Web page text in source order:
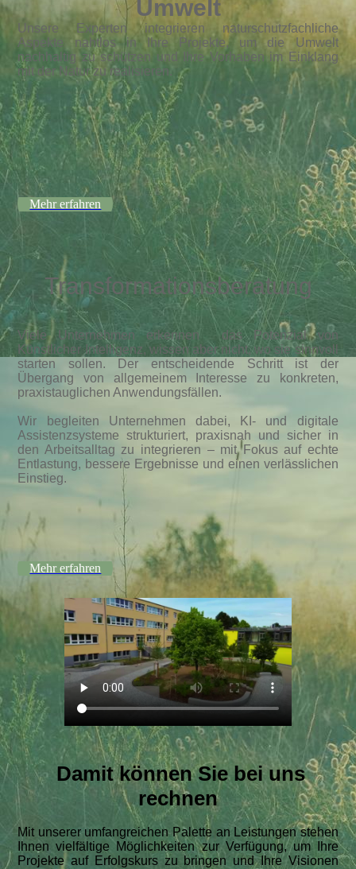
Umwelt
Unsere Experten integrieren naturschutzfachliche
Aspekte nahtlos in Ihre Projekte, um die Umwelt
nachhaltig zu schützen und Ihre Vorhaben im Einklang
mit der Natur zu realisieren.
Mehr erfahren
Transformationsberatung
Viele Unternehmen erkennen das Potenzial von
Künstlicher Intelligenz, wissen aber nicht, wo sie sinnvoll
starten sollen. Der entscheidende Schritt ist der
Übergang von allgemeinem Interesse zu konkreten,
praxistauglichen Anwendungsfällen.
Wir begleiten Unternehmen dabei, KI- und digitale
Assistenzsysteme strukturiert, praxisnah und sicher in
den Arbeitsalltag zu integrieren – mit Fokus auf echte
Entlastung, bessere Ergebnisse und einen verlässlichen
Einstieg.
Mehr erfahren
Damit können Sie bei uns
rechnen
Mit unserer umfangreichen Palette an Leistungen stehen
Ihnen vielfältige Möglichkeiten zur Verfügung, um Ihre
Projekte auf Erfolgskurs zu bringen und Ihre Visionen